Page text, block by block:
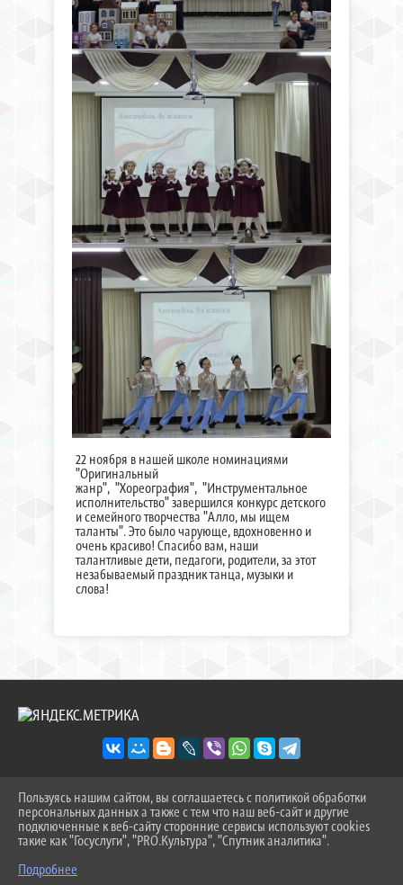
22 ноября в нашей школе номинациями
"Оригинальный
жанр", "Хореография", "Инструментальное
исполнительство" завершился конкурс детского
и семейного творчества "Алло, мы ищем
таланты". Это было чарующе, вдохновенно и
очень красиво! Спасибо вам, наши
талантливые дети, педагоги, родители, за этот
незабываемый праздник танца, музыки и
слова!
^
2026 Г. SOSH-9TOB.RU
ВХОД
КАРТА САЙТА
Пользуясь нашим сайтом, вы соглашаетесь с политикой обработки
персональных данных а также с тем что наш веб-сайт и другие
подключенные к веб-сайту сторонние сервисы используют cookies
такие как "Госуслуги", "PRO.Культура", "Спутник аналитика".
Подробнее